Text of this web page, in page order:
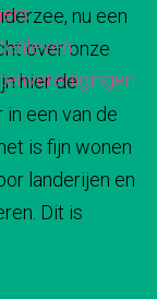
nu een
over onze
hier de
een van de
is fijn wonen
landerijen en
Dit is